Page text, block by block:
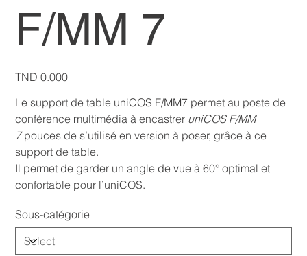
F/MM 7
Price
TND 0.000
Le support de table uniCOS F/MM7 permet au poste de
conférence multimédia à encastrer uniCOS F/MM
7pouces de s’utilisé en version à poser, grâce à ce
support de table.
Il permet de garder un angle de vue à 60° optimal et
confortable pour l’uniCOS.
Sous-catégorie